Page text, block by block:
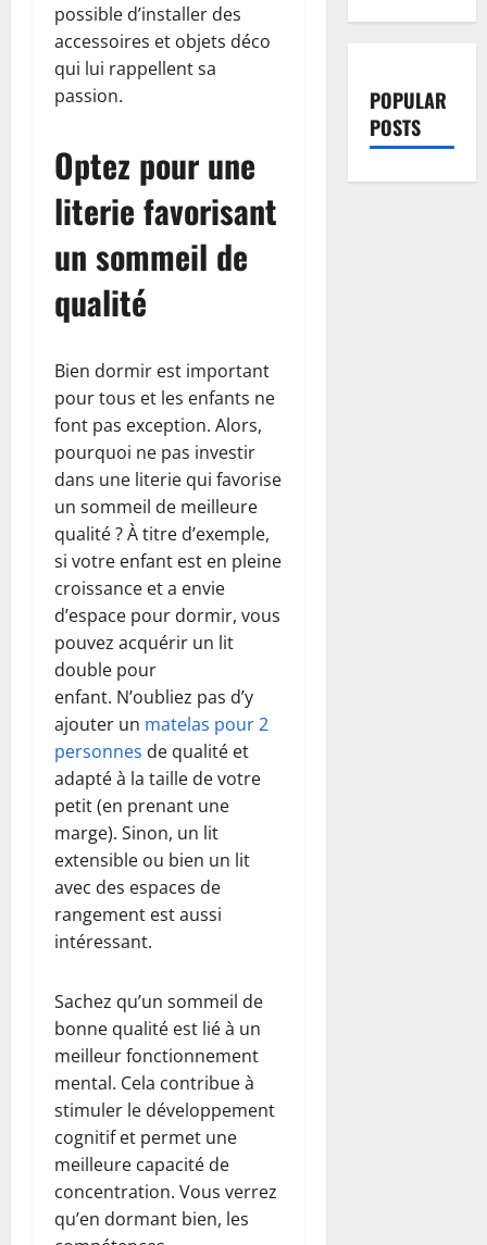
possible d’installer des
accessoires et objets déco
qui lui rappellent sa
passion.
Optez pour une
literie favorisant
un sommeil de
qualité
Bien dormir est important
pour tous et les enfants ne
font pas exception. Alors,
pourquoi ne pas investir
dans une literie qui favorise
un sommeil de meilleure
qualité ? À titre d’exemple,
si votre enfant est en pleine
croissance et a envie
d’espace pour dormir, vous
pouvez acquérir un lit
double pour
enfant. N’oubliez pas d’y
ajouter un matelas pour 2
personnes de qualité et
adapté à la taille de votre
petit (en prenant une
marge). Sinon, un lit
extensible ou bien un lit
avec des espaces de
rangement est aussi
intéressant.
Sachez qu’un sommeil de
bonne qualité est lié à un
meilleur fonctionnement
mental. Cela contribue à
stimuler le développement
cognitif et permet une
meilleure capacité de
concentration. Vous verrez
qu’en dormant bien, les
POPULAR
POSTS